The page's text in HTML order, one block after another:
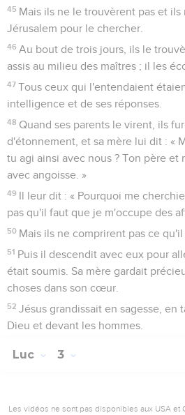
45 Mais ils ne le trouvèrent pas et ils
Jérusalem pour le chercher.
46 Au bout de trois jours, ils le
assis au milieu des maîtres ; il les
47 Tous ceux qui l'entendaient
intelligence et de ses réponses.
48 Quand ses parents le virent, ils
d'étonnement, et sa mère lui dit : «
tu agi ainsi avec nous ? Ton père et
avec angoisse. »
49 Il leur dit : « Pourquoi me
pas qu'il faut que je m'occupe des
50 Mais ils ne comprirent pas ce qu'il
51 Puis il descendit avec eux pour
était soumis. Sa mère gardait
choses dans son cœur.
52 Jésus grandissait en sagesse, en
Dieu et devant les hommes.
Luc 3
Les vidéos ne sont pas disponibles aux USA et